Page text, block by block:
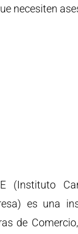
necesiten
(Instituto
es una
de